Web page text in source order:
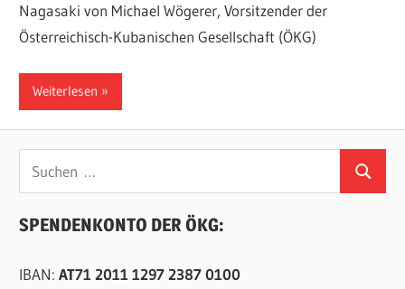
Nagasaki von Michael Wögerer, Vorsitzender der
Österreichisch-Kubanischen Gesellschaft (ÖKG)
Weiterlesen
Suchen
nach:
Suchen
SPENDENKONTO DER ÖKG:
IBAN:AT71 2011 1297 2387 0100